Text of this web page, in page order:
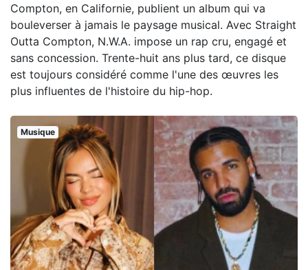
Compton, en Californie, publient un album qui va
bouleverser à jamais le paysage musical. Avec Straight
Outta Compton, N.W.A. impose un rap cru, engagé et
sans concession. Trente-huit ans plus tard, ce disque
est toujours considéré comme l'une des œuvres les
plus influentes de l'histoire du hip-hop.
Musique